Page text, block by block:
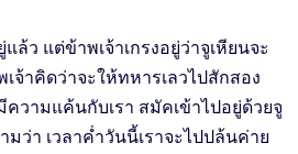
ล้ว แต่ข้าพเจ้าเกรงอยู่ว่าจูเหียนจะ
จ้าคิดว่าจะให้ทหารเลวไปสักสอง
วามแค้นกับเรา สมัคเข้าไปอยู่ด้วยจู
มว่า เวลาคํ่าวันนี้เราจะไปปล้นค่าย